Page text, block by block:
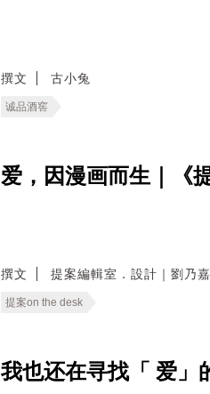
撰文 古小兔
诚品酒窖
爱，因漫画而生｜《
撰文 提案編輯室．設計｜劉乃
提案on the desk
我也还在寻找「 爱